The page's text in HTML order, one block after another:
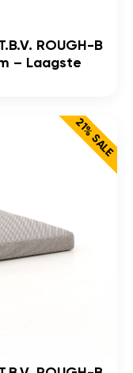
ROUGH-B
– Laagste
21% SALE